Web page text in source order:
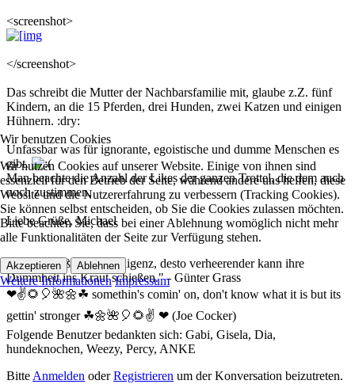
<screenshot>
</screenshot>
Das schreibt die Mutter der Nachbarsfamilie mit, glaube z.Z. fünf
Kindern, an die 15 Pferden, drei Hunden, zwei Katzen und einigen
Hühnern. :dry:
Unfassbar was für ignorante, egoistische und dumme Menschen es
gibt.
Man beachte die Anzahl der Likes der ganzen Trottel, die dem auch
noch zustimmen.
Liebe Grüße, Michael
P.S. "Je größer die Intelligenz, desto verheerender kann ihre
Dummheit ins Kraut schießen." - Günter Grass
❤✌🌻🎈🌺🌼☘ somethin's comin' on, don't know what it is but its
gettin' stronger ☘🌼🌺🎈🌻✌ ❤ (Joe Cocker)
Folgende Benutzer bedankten sich: Gabi, Gisela, Dia,
hundeknochen, Weezy, Percy, ANKE
Bitte Anmelden oderRegistrieren um der Konversation beizutreten.
Wir benutzen Cookies
Wir nutzen Cookies auf unserer Website. Einige von ihnen sind
essenziell für den Betrieb der Seite, während andere uns helfen, diese
Website und die Nutzererfahrung zu verbessern (Tracking Cookies).
Sie können selbst entscheiden, ob Sie die Cookies zulassen möchten.
Bitte beachten Sie, dass bei einer Ablehnung womöglich nicht mehr
alle Funktionalitäten der Seite zur Verfügung stehen.
Akzeptieren Ablehnen
Weitere Informationen Impressum